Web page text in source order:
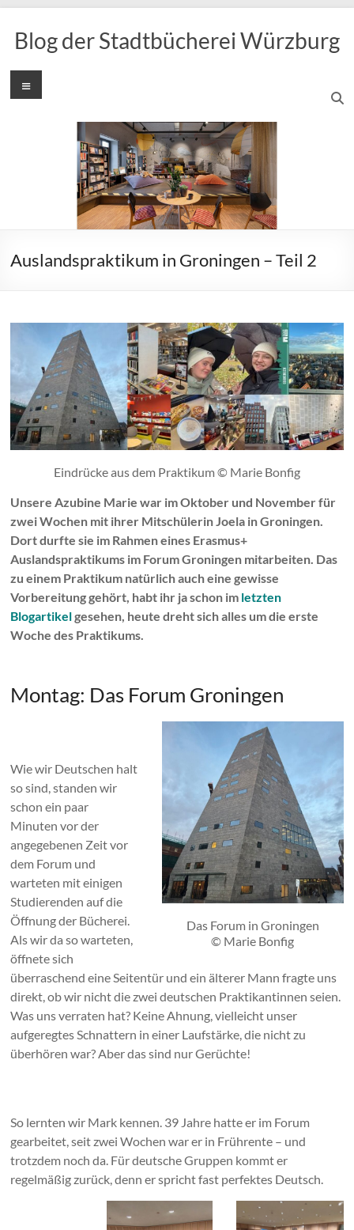
Inhalt
springen
Blog der Stadtbücherei Würzburg
Menü
Auslandspraktikum in Groningen – Teil 2
Eindrücke aus dem Praktikum © Marie Bonfig
Unsere Azubine Marie war im Oktober und November für
zwei Wochen mit ihrer Mitschülerin Joela in Groningen.
Dort durfte sie im Rahmen eines Erasmus+
Auslandspraktikums im Forum Groningen mitarbeiten. Das
zu einem Praktikum natürlich auch eine gewisse
Vorbereitung gehört, habt ihr ja schon im letzten
Blogartikelgesehen, heute dreht sich alles um die erste
Woche des Praktikums.
Montag: Das Forum Groningen
Das Forum in Groningen
© Marie Bonfig
Wie wir Deutschen halt
so sind, standen wir
schon ein paar
Minuten vor der
angegebenen Zeit vor
dem Forum und
warteten mit einigen
Studierenden auf die
Öffnung der Bücherei.
Als wir da so warteten,
öffnete sich
überraschend eine Seitentür und ein älterer Mann fragte uns
direkt, ob wir nicht die zwei deutschen Praktikantinnen seien.
Was uns verraten hat? Keine Ahnung, vielleicht unser
aufgeregtes Schnattern in einer Laufstärke, die nicht zu
überhören war? Aber das sind nur Gerüchte!
So lernten wir Mark kennen. 39 Jahre hatte er im Forum
gearbeitet, seit zwei Wochen war er in Frührente – und
trotzdem noch da. Für deutsche Gruppen kommt er
regelmäßig zurück, denn er spricht fast perfektes Deutsch.